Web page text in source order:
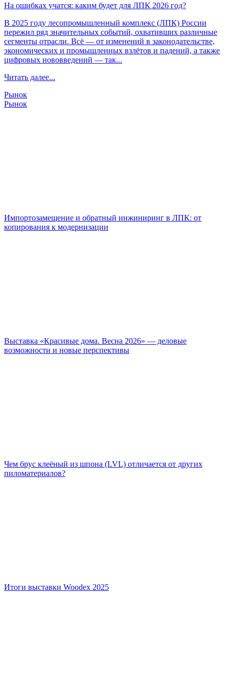
На ошибках учатся: каким будет для ЛПК 2026 год?
В 2025 году лесопромышленный комплекс (ЛПК) России
пережил ряд значительных событий, охвативших различные
сегменты отрасли. Всё — от изменений в законодательстве,
экономических и промышленных взлётов и падений, а также
цифровых нововведений — так...
Читать далее...
Рынок
Рынок
Импортозамещение и обратный инжиниринг в ЛПК: от
копирования к модернизации
Выставка «Красивые дома. Весна 2026» — деловые
возможности и новые перспективы
Чем брус клеёный из шпона (LVL) отличается от других
пиломатериалов?
Итоги выставки Woodex 2025